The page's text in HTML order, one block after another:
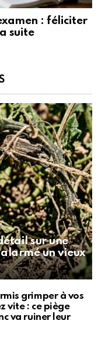
: féliciter
suite
sur une
un vieux
grimper à vos
vite : ce piège
va ruiner leur